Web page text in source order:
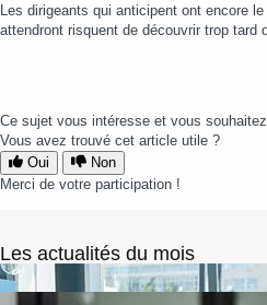
Les dirigeants qui anticipent ont encore
attendront risquent de découvrir trop tard
Ce sujet vous intéresse et vous
Vous avez trouvé cet article utile ?
Oui
Non
Merci de votre participation !
Les actualités du mois